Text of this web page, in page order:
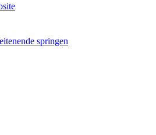
springen